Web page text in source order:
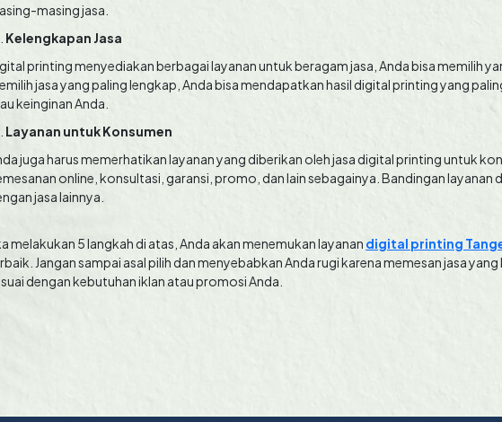
masing jasa.
Kelengkapan Jasa
printing menyediakan berbagai layanan untuk beragam jasa, Anda bisa memilih
jasa yang paling lengkap, Anda bisa mendapatkan hasil digital printing yang
keinginan Anda.
Layanan untuk Konsumen
juga harus memerhatikan layanan yang diberikan oleh jasa digital printing untuk
online, konsultasi, garansi, promo, dan lain sebagainya. Bandingan layanan
jasa lainnya.
melakukan 5 langkah di atas, Anda akan menemukan layanan digital printing
Jangan sampai asal pilih dan menyebabkan Anda rugi karena memesan jasa
dengan kebutuhan iklan atau promosi Anda.